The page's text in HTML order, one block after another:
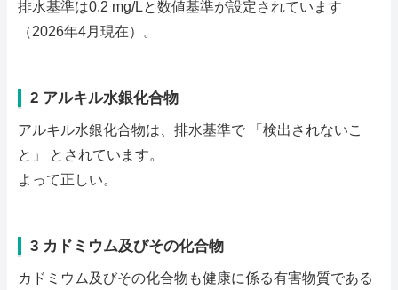
排水基準は0.2 mg/Lと数値基準が設定されています
（2026年4月現在）。
2 アルキル水銀化合物
アルキル水銀化合物は、排水基準で 「検出されないこ
と」 とされています。
よって正しい。
3 カドミウム及びその化合物
カドミウム及びその化合物も健康に係る有害物質である